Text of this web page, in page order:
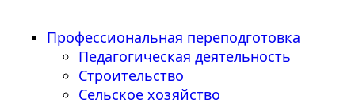
Профессиональная переподготовка
Педагогическая деятельность
Строительство
Сельское хозяйство